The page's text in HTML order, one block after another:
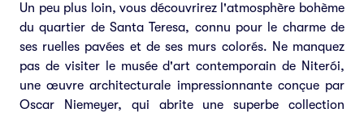
Un peu plus loin, vous découvrirez l'atmosphère bohème
du quartier de Santa Teresa, connu pour le charme de
ses ruelles pavées et de ses murs colorés. Ne manquez
pas de visiter le musée d'art contemporain de Niterói,
une œuvre architecturale impressionnante conçue par
Oscar Niemeyer, qui abrite une superbe collection